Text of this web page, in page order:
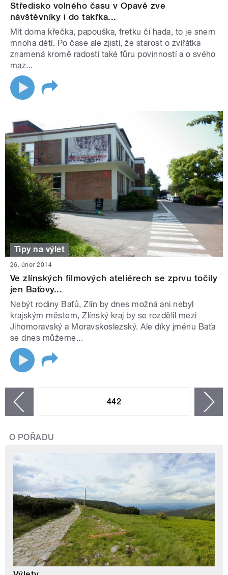
Středisko volného času v Opavě zve
návštěvníky i do takřka...
Mít doma křečka, papouška, fretku či hada, to je snem
mnoha dětí. Po čase ale zjistí, že starost o zvířátka
znamená kromě radosti také fůru povinností a o svého
maz...
Tipy na výlet
26. únor 2014
Ve zlínských filmových ateliérech se zprvu točily
jen Baťovy...
Nebýt rodiny Baťů, Zlín by dnes možná ani nebyl
krajským městem, Zlínský kraj by se rozdělil mezi
Jihomoravský a Moravskoslezský. Ale díky jménu Baťa
se dnes můžeme...
442
O POŘADU